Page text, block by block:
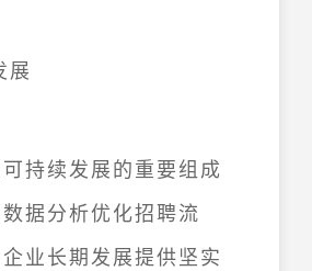
展
持续发展的重要组成
据分析优化招聘流
业长期发展提供坚实